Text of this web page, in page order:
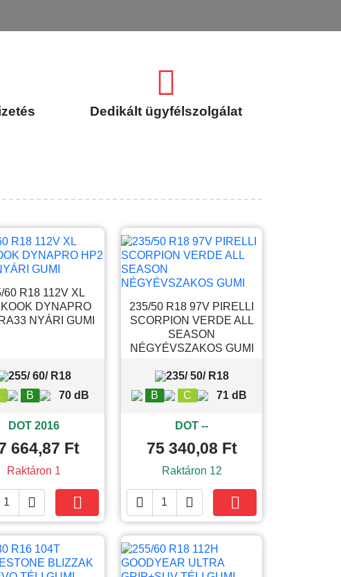
Dedikált ügyfélszolgálat
60 R18 112V XL
DYNAPRO
NYÁRI GUMI
255/ 60/ R18
B 70 dB
DOT 2016
664,87 Ft
Raktáron 1
 
235/50 R18 97V PIRELLI
SCORPION VERDE ALL
SEASON
NÉGYÉVSZAKOS GUMI
235/ 50/ R18
B
C 71 dB
DOT --
75 340,08 Ft
Raktáron 12
  